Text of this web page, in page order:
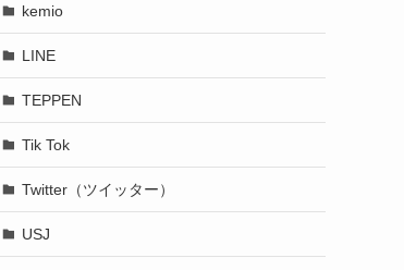
kemio
LINE
TEPPEN
Tik Tok
Twitter（ツイッター）
USJ